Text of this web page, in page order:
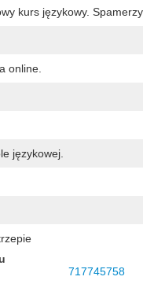
kurs językowy. Spamerzy
online.
językowej.
717745758